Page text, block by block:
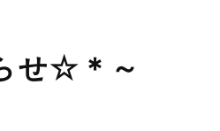
せ☆＊～